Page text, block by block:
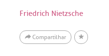
Friedrich Nietzsche
Compartilhar